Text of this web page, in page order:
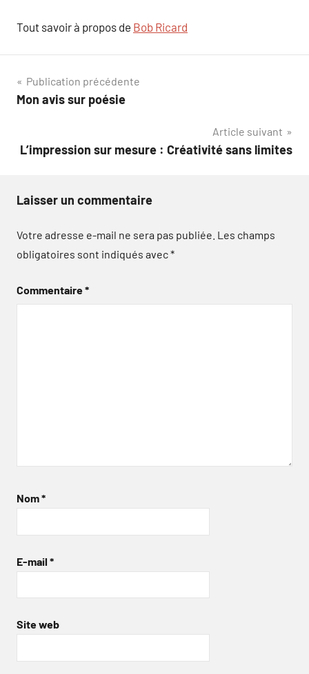
Tout savoir à propos de Bob Ricard
Navigation
de
Publication précédente
Mon avis sur poésie
Article suivant
L’impression sur mesure : Créativité sans limites
Laisser un commentaire
Votre adresse e-mail ne sera pas publiée. Les champs
obligatoires sont indiqués avec*
Commentaire*
Nom*
E-mail *
Site web